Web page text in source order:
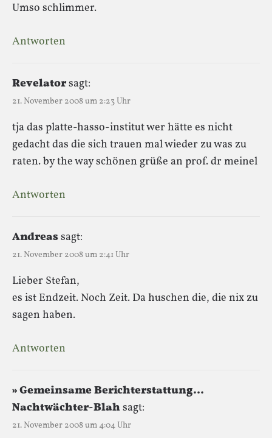
Umso schlimmer.
Antworten
Revelatorsagt:
21. November 2008 um 2:23 Uhr
tja das platte-hasso-institut wer hätte es nicht
gedacht das die sich trauen mal wieder zu was zu
raten. by the way schönen grüße an prof. dr meinel
Antworten
Andreassagt:
21. November 2008 um 2:41 Uhr
Lieber Stefan,
es ist Endzeit. Noch Zeit. Da huschen die, die nix zu
sagen haben.
Antworten
» Gemeinsame Berichterstattung…
Nachtwächter-Blah sagt:
21. November 2008 um 4:04 Uhr